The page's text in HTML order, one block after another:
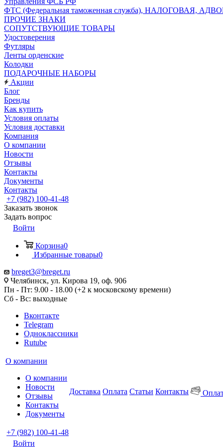
ФТС (Федеральная таможенная служба), НАЛОГОВАЯ,
ПРОЧИЕ ЗНАКИ
СОПУТСТВУЮЩИЕ ТОВАРЫ
Удостоверения
Футляры
Ленты орденские
Колодки
ПОДАРОЧНЫЕ НАБОРЫ
Акции
Блог
Бренды
Как купить
Условия оплаты
Условия доставки
Компания
О компании
Новости
Отзывы
Контакты
Документы
Контакты
+7 (982) 100-41-48
Заказать звонок
Задать вопрос
Войти
Корзина0
Избранные товары0
breget3@breget.ru
Челябинск, ул. Кирова 19, оф. 906
Пн - Пт: 9.00 - 18.00 (+2 к московскому времени)
Сб - Вс: выходные
Вконтакте
Telegram
Одноклассники
Rutube
О компании
О компании
Новости
Отзывы
Контакты
Документы
Доставка Оплата Статьи Контакты
+7 (982) 100-41-48
Войти